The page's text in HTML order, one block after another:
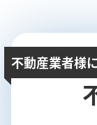
不動産業者様